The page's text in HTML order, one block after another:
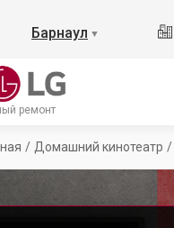
Барнаул ▼
ремонт
/ Домашний кинотеатр /